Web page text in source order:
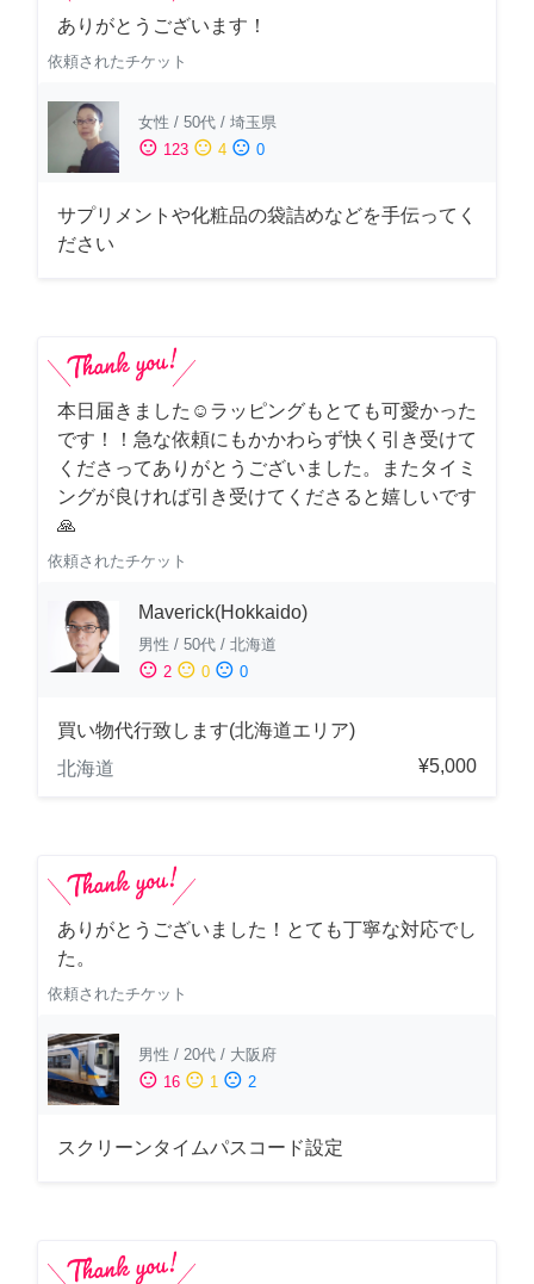
ありがとうございます！
依頼されたチケット
女性 / 50代 / 埼玉県
sentiment_satisfied 123 sentiment_neutral 4 sentiment_dissatisfied 0
サプリメントや化粧品の袋詰めなどを手伝ってく
ださい
本日届きました☺️ラッピングもとても可愛かった
です！！急な依頼にもかかわらず快く引き受けて
くださってありがとうございました。またタイミ
ングが良ければ引き受けてくださると嬉しいです
🙏
依頼されたチケット
Maverick(Hokkaido)
男性 / 50代 / 北海道
sentiment_satisfied 2 sentiment_neutral 0 sentiment_dissatisfied 0
買い物代行致します(北海道エリア)
北海道
¥5,000
ありがとうございました！とても丁寧な対応でし
た。
依頼されたチケット
男性 / 20代 / 大阪府
sentiment_satisfied 16 sentiment_neutral 1 sentiment_dissatisfied 2
スクリーンタイムパスコード設定